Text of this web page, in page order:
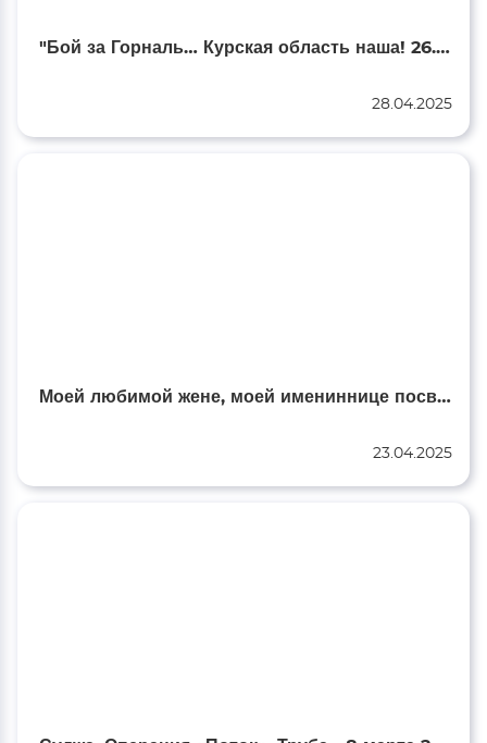
"Бой за Горналь… Курская область наша! 26.04.2025»
28.04.2025
Моей любимой жене, моей имениннице посвящается…
23.04.2025